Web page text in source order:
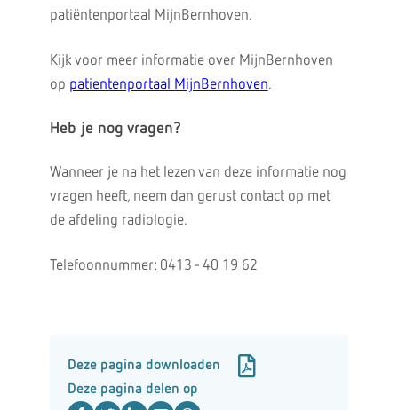
patiëntenportaal MijnBernhoven.
Kijk voor meer informatie over MijnBernhoven
op patientenportaal MijnBernhoven.
Heb je nog vragen?
Wanneer je na het lezen van deze informatie nog
vragen heeft, neem dan gerust contact op met
de afdeling radiologie.
Telefoonnummer: 0413 - 40 19 62
Deze pagina downloaden
Deze pagina delen op